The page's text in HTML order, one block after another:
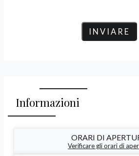
Informazioni
ORARI DI
Verificare gli orari di